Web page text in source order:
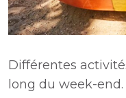
Différentes
long du week-end.